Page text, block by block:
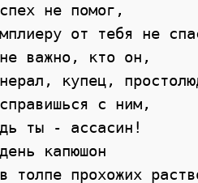
не помог,
от тебя не
важно, кто он,
купец,
с ним,
ты - ассасин!
капюшон
толпе прохожих